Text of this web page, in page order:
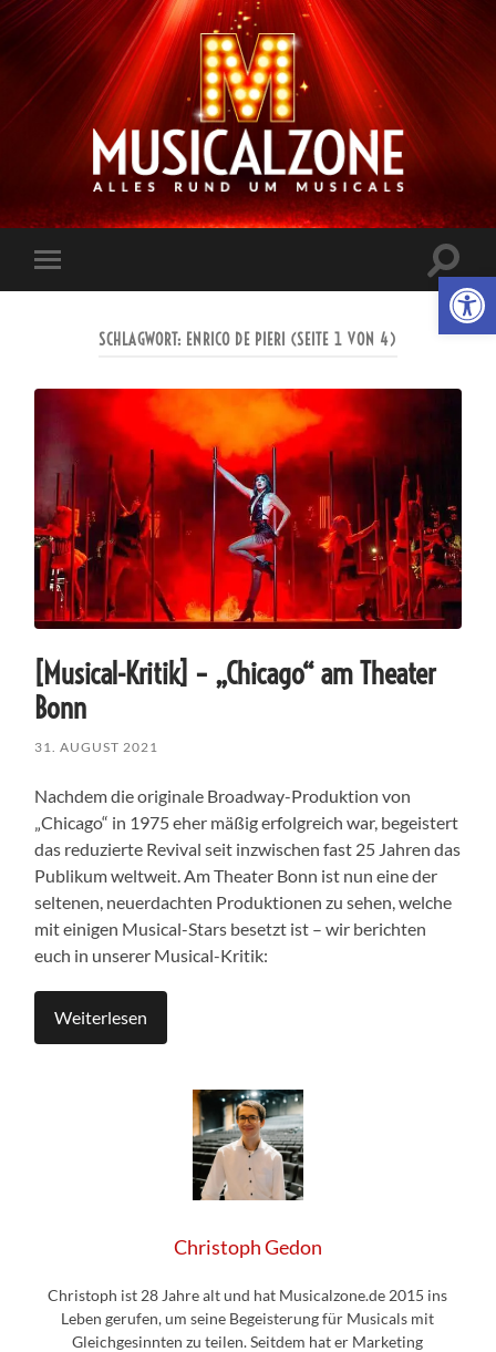
Musicalzone.de
Mobile-
Menü
ein-/
SCHLAGWORT: ENRICO DE PIERI (SEITE 1 VON 4)
[Musical-Kritik] – „Chicago“ am Theater
Bonn
31. AUGUST 2021
Nachdem die originale Broadway-Produktion von
„Chicago“ in 1975 eher mäßig erfolgreich war, begeistert
das reduzierte Revival seit inzwischen fast 25 Jahren das
Publikum weltweit. Am Theater Bonn ist nun eine der
seltenen, neuerdachten Produktionen zu sehen, welche
mit einigen Musical-Stars besetzt ist – wir berichten
euch in unserer Musical-Kritik:
Weiterlesen
Christoph Gedon
Christoph ist 28 Jahre alt und hat Musicalzone.de 2015 ins
Leben gerufen, um seine Begeisterung für Musicals mit
Gleichgesinnten zu teilen. Seitdem hat er Marketing